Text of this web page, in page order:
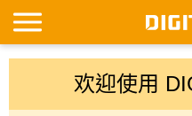
欢迎使用